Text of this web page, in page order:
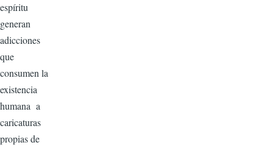
espíritu
generan
adicciones
que
consumen la
existencia
humana a
caricaturas
propias de